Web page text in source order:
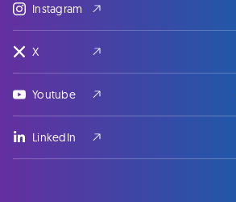
Instagram
X
Youtube
LinkedIn